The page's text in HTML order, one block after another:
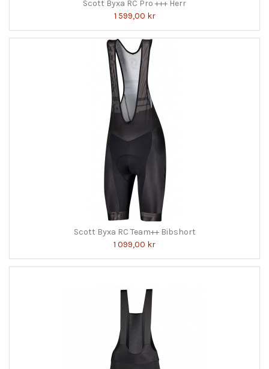
Scott Byxa RC Pro +++ Herr
1 599,00 kr
Scott Byxa RC Team++ Bibshort
1 099,00 kr